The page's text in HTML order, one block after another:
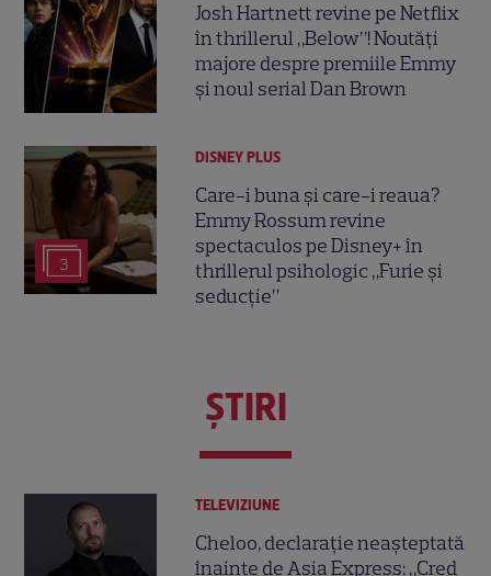
Josh Hartnett revine pe Netflix
în thrillerul „Below”! Noutăți
majore despre premiile Emmy
și noul serial Dan Brown
3
DISNEY PLUS
Care-i buna și care-i reaua?
Emmy Rossum revine
spectaculos pe Disney+ în
thrillerul psihologic „Furie și
seducție”
ŞTIRI
TELEVIZIUNE
Cheloo, declarație neașteptată
înainte de Asia Express: „Cred